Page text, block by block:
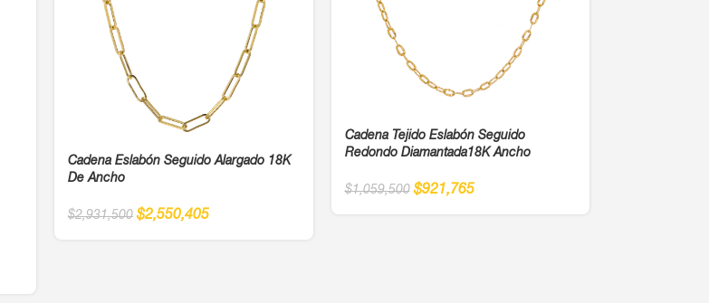
Cadena Eslabón Seguido Alargado 18K
De Ancho
$2,931,500 $2,550,405
Cadena Tejido Eslabón Seguido
Redondo Diamantada18K Ancho
$1,059,500 $921,765